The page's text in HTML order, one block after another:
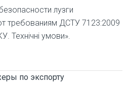
лузги
требованиям ДСТУ 7123:2009
умови».
по экспорту